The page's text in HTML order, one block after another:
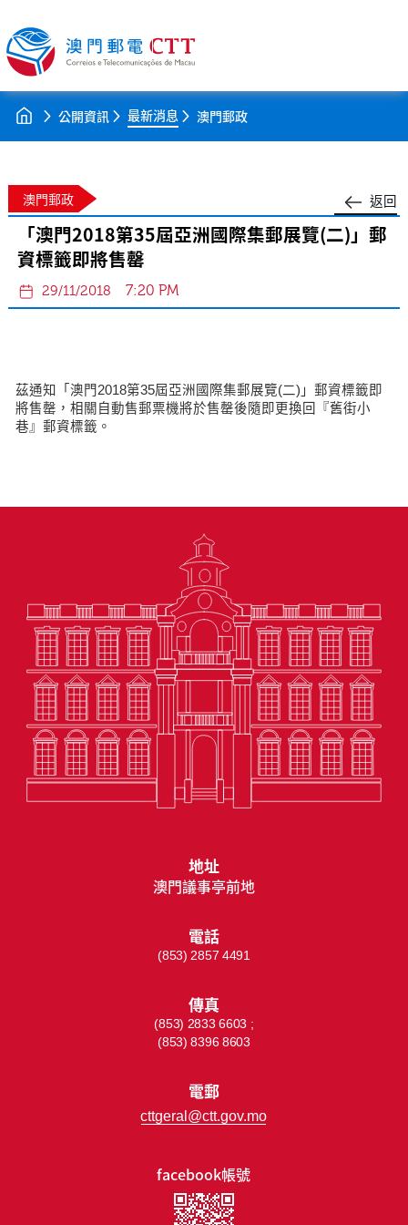
公開資訊 最新消息 澳門郵政
返回
澳門郵政
「澳門2018第35屆亞洲國際集郵展覽(二)」郵
資標籤即將售罄
29/11/2018 7:20 PM
茲通知「澳門2018第35屆亞洲國際集郵展覽(二)」郵資標籤即
將售罄，相關自動售郵票機將於售罄後隨即更換回『舊街小
巷』郵資標籤。
facebook帳號
地址
澳門議事亭前地
電話
(853) 2857 4491
傳真
(853) 2833 6603 ;
(853) 8396 8603
電郵
cttgeral@ctt.gov.mo